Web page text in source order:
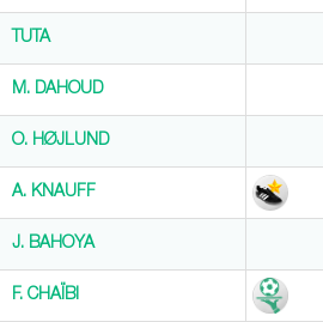
TUTA
M. DAHOUD
O. HØJLUND
A. KNAUFF
J. BAHOYA
F. CHAÏBI
TUTA
M. DAHOUD
O. HØJLUND
A. KNAUFF
J. BAHOYA
F. CHAÏBI